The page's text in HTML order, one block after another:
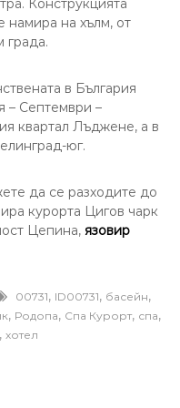
Конструкцията
намира на хълм, от
града.
в България
– Септември –
квартал Лъджене, а в
юг.
да се разходите до
курорта Цигов чарк
Цепина, язовир
00731, ID00731, басейн,
, Родопа, Спа Курорт, спа,
, хотел